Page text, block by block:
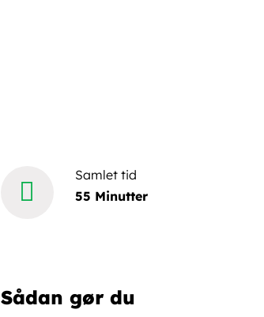
Samlet tid
55 Minutter
Sådan gør du